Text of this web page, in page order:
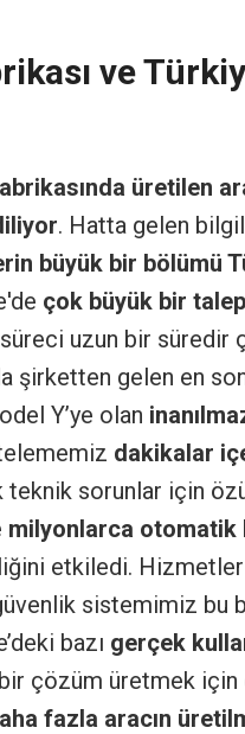
ve
üretilen
. Hatta gelen
büyük bir bölümü
çok büyük bir
süreci uzun bir süredir
şirketten gelen en
Y’ye olan
dakikalar
teknik sorunlar için
milyonlarca otomatik
etkiledi.
sistemimiz bu
bazı gerçek
çözüm üretmek için
fazla aracın